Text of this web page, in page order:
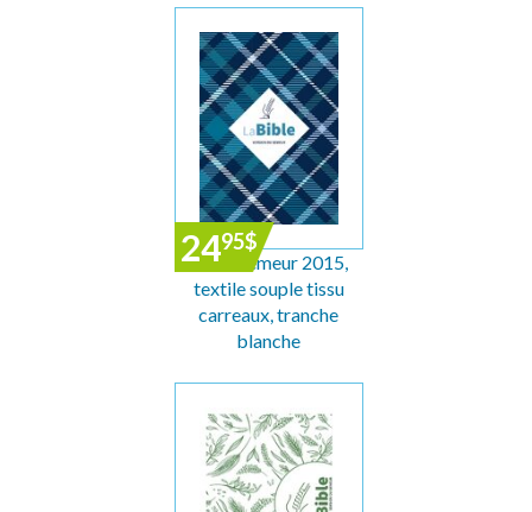
2495$
Bible Semeur 2015,
textile souple tissu
carreaux, tranche
blanche